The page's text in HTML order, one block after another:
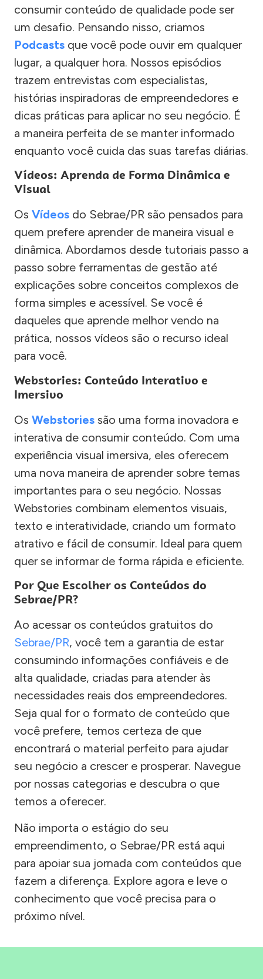
consumir conteúdo de qualidade pode ser
um desafio. Pensando nisso, criamos
Podcasts que você pode ouvir em qualquer
lugar, a qualquer hora. Nossos episódios
trazem entrevistas com especialistas,
histórias inspiradoras de empreendedores e
dicas práticas para aplicar no seu negócio. É
a maneira perfeita de se manter informado
enquanto você cuida das suas tarefas diárias.
Vídeos: Aprenda de Forma Dinâmica e
Visual
Os Vídeos do Sebrae/PR são pensados para
quem prefere aprender de maneira visual e
dinâmica. Abordamos desde tutoriais passo a
passo sobre ferramentas de gestão até
explicações sobre conceitos complexos de
forma simples e acessível. Se você é
daqueles que aprende melhor vendo na
prática, nossos vídeos são o recurso ideal
para você.
Webstories: Conteúdo Interativo e
Imersivo
Os Webstories são uma forma inovadora e
interativa de consumir conteúdo. Com uma
experiência visual imersiva, eles oferecem
uma nova maneira de aprender sobre temas
importantes para o seu negócio. Nossas
Webstories combinam elementos visuais,
texto e interatividade, criando um formato
atrativo e fácil de consumir. Ideal para quem
quer se informar de forma rápida e eficiente.
Por Que Escolher os Conteúdos do
Sebrae/PR?
Ao acessar os conteúdos gratuitos do
Sebrae/PR, você tem a garantia de estar
consumindo informações confiáveis e de
alta qualidade, criadas para atender às
necessidades reais dos empreendedores.
Seja qual for o formato de conteúdo que
você prefere, temos certeza de que
encontrará o material perfeito para ajudar
seu negócio a crescer e prosperar. Navegue
por nossas categorias e descubra o que
temos a oferecer.
Não importa o estágio do seu
empreendimento, o Sebrae/PR está aqui
para apoiar sua jornada com conteúdos que
fazem a diferença. Explore agora e leve o
conhecimento que você precisa para o
próximo nível.